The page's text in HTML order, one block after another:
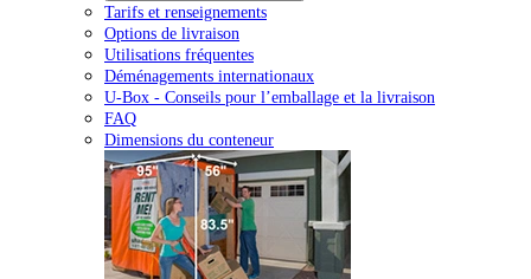
Tarifs et renseignements
Options de livraison
Utilisations fréquentes
Déménagements internationaux
U-Box - Conseils pour l’emballage et la livraison
FAQ
Dimensions du conteneur